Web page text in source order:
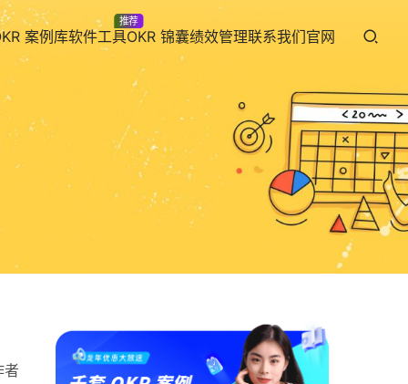
案例库软件工具
推荐
OKR 锦囊绩效管理联系我们官网
者